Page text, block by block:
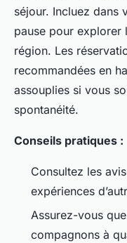
séjour. Incluez dans
pause pour explorer
région. Les
recommandées en
assouplies si vous
spontanéité.
Conseils pratiques :
Consultez les
expériences
Assurez-vous
compagnons à